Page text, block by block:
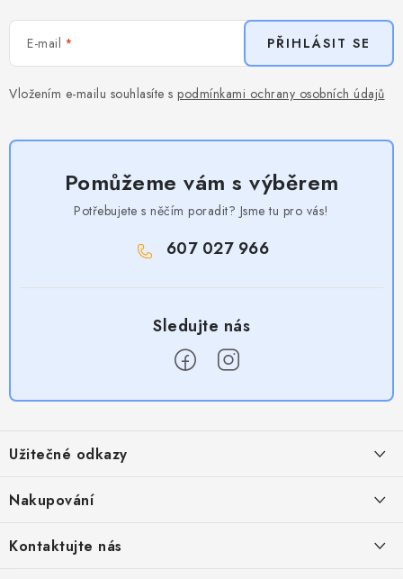
E-mail
Vložením e-mailu souhlasíte s podmínkami ochrany osobních údajů
PŘIHLÁSIT SE
Pomůžeme vám s výběrem
Potřebujete s něčím poradit? Jsme tu pro vás!
607 027 966
p
a
Užitečné odkazy
Provizní systém
Nakupování
Kontaktujte nás